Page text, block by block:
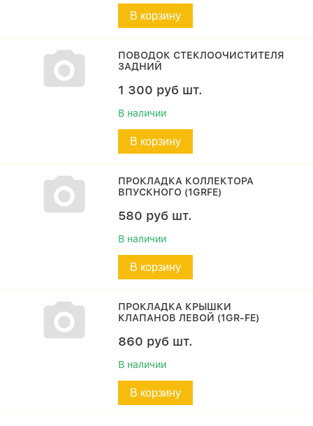
В корзину
ПОВОДОК СТЕКЛООЧИСТИТЕЛЯ
ЗАДНИЙ
1 300 руб шт.
В наличии
В корзину
ПРОКЛАДКА КОЛЛЕКТОРА
ВПУСКНОГО (1GRFE)
580 руб шт.
В наличии
В корзину
ПРОКЛАДКА КРЫШКИ
КЛАПАНОВ ЛЕВОЙ (1GR-FE)
860 руб шт.
В наличии
В корзину